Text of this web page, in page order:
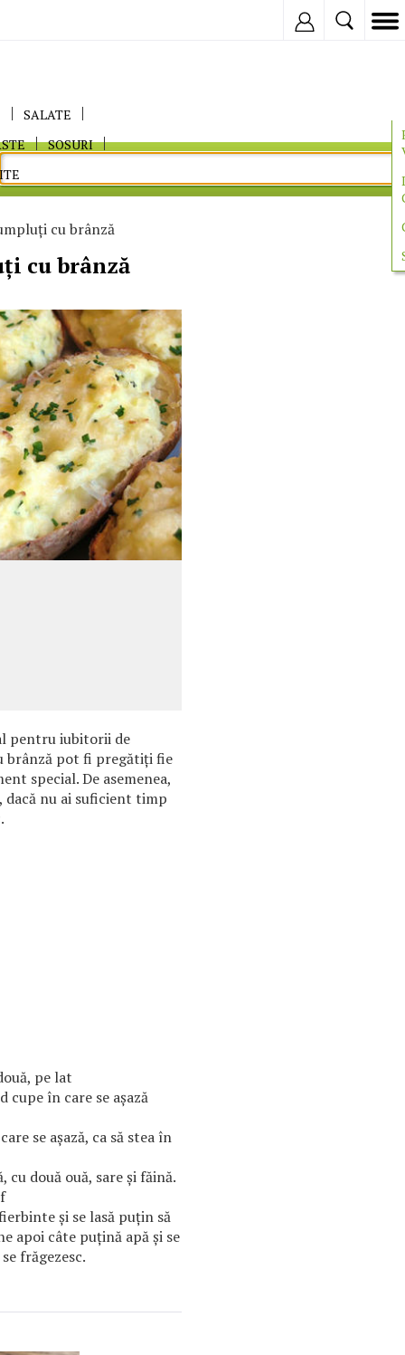
SALATE
SOSURI
cu brânză
cu brânză
pentru iubitorii de
brânză pot fi pregătiţi fie
special. De asemenea,
nu ai suficient timp
pe lat
cupe în care se aşază
se aşază, ca să stea în
cu două ouă, sare şi făină.
şi se lasă puţin să
apoi câte puţină apă şi se
frăgezesc.